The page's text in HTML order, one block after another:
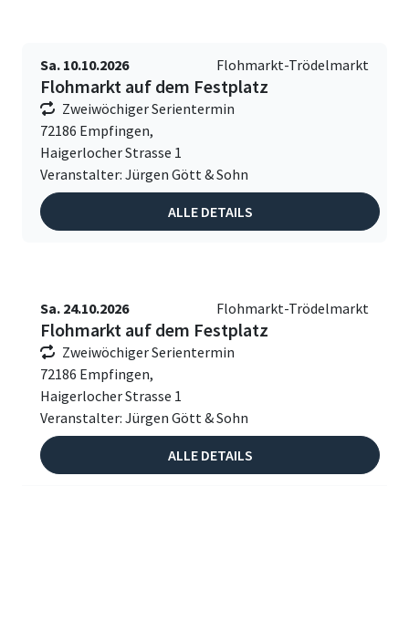
Sa. 10.10.2026 Flohmarkt-Trödelmarkt
Flohmarkt auf dem Festplatz
Zweiwöchiger Serientermin
72186 Empfingen,
Haigerlocher Strasse 1
Veranstalter: Jürgen Gött & Sohn
ALLE DETAILS
Sa. 24.10.2026 Flohmarkt-Trödelmarkt
Flohmarkt auf dem Festplatz
Zweiwöchiger Serientermin
72186 Empfingen,
Haigerlocher Strasse 1
Veranstalter: Jürgen Gött & Sohn
ALLE DETAILS